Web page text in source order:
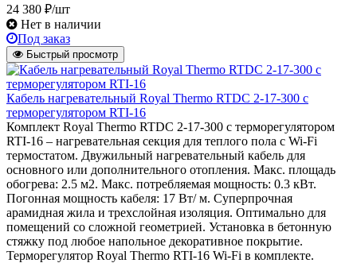
24 380 ₽/шт
Нет в наличии
Под заказ
Быстрый просмотр
Кабель нагревательный Royal Thermo RTDC 2-17-300 с
терморегулятором RTI-16
Комплект Royal Thermo RTDC 2-17-300 с терморегулятором
RTI-16 – нагревательная секция для теплого пола с Wi-Fi
термостатом. Двужильный нагревательный кабель для
основного или дополнительного отопления. Макс. площадь
обогрева: 2.5 м2. Макс. потребляемая мощность: 0.3 кВт.
Погонная мощность кабеля: 17 Вт/ м. Суперпрочная
арамидная жила и трехслойная изоляция. Оптимально для
помещений со сложной геометрией. Установка в бетонную
стяжку под любое напольное декоративное покрытие.
Терморегулятор Royal Thermo RTI-16 Wi-Fi в комплекте.